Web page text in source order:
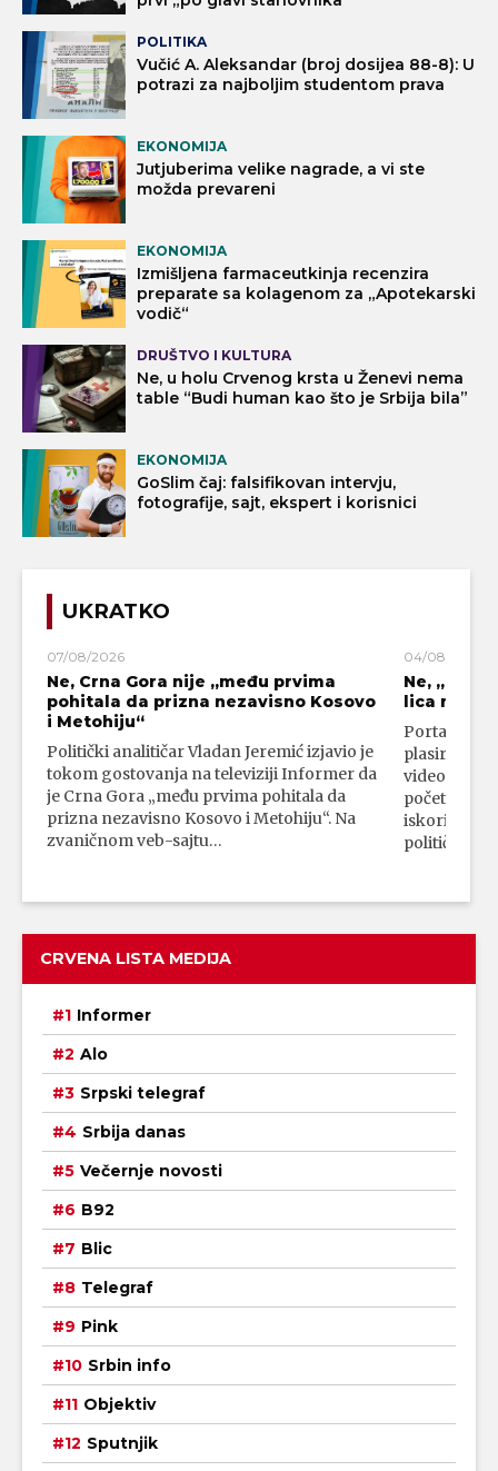
POLITIKA
Vučić A. Aleksandar (broj dosijea 88-8): U
potrazi za najboljim studentom prava
EKONOMIJA
Jutjuberima velike nagrade, a vi ste
možda prevareni
EKONOMIJA
Izmišljena farmaceutkinja recenzira
preparate sa kolagenom za „Apotekarski
vodič“
DRUŠTVO I KULTURA
Ne, u holu Crvenog krsta u Ženevi nema
table “Budi human kao što je Srbija bila”
EKONOMIJA
GoSlim čaj: falsifikovan intervju,
fotografije, sajt, ekspert i korisnici
UKRATKO
07/08/2026
Ne, Crna Gora nije „među prvima
pohitala da prizna nezavisno Kosovo
i Metohiju“
Politički analitičar Vladan Jeremić izjavio je
tokom gostovanja na televiziji Informer da
je Crna Gora „među prvima pohitala da
prizna nezavisno Kosovo i Metohiju“. Na
zvaničnom veb-sajtu…
04/08/2026
Ne,
lica
Portal 24
plasirali su
video-
početka
iskorišćava
političkim
CRVENA LISTA MEDIJA
Informer
Alo
Srpski telegraf
Srbija danas
Večernje novosti
B92
Blic
Telegraf
Pink
Srbin info
Objektiv
Sputnjik